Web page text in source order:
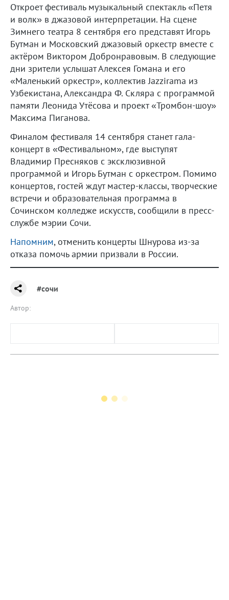
Откроет фестиваль музыкальный спектакль «Петя
и волк» в джазовой интерпретации. На сцене
Зимнего театра 8 сентября его представят Игорь
Бутман и Московский джазовый оркестр вместе с
актёром Виктором Добронравовым. В следующие
дни зрители услышат Алексея Гомана и его
«Маленький оркестр», коллектив Jazzirama из
Узбекистана, Александра Ф. Скляра с программой
памяти Леонида Утёсова и проект «Тромбон-шоу»
Максима Пиганова.
Финалом фестиваля 14 сентября станет гала-
концерт в «Фестивальном», где выступят
Владимир Пресняков с эксклюзивной
программой и Игорь Бутман с оркестром. Помимо
концертов, гостей ждут мастер-классы, творческие
встречи и образовательная программа в
Сочинском колледже искусств, сообщили в пресс-
службе мэрии Сочи.
Напомним, отменить концерты Шнурова из-за
отказа помочь армии призвали в России.
#сочи
Автор: